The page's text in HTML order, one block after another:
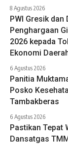
8 Agustus 2026
PWI Gresik dan
Penghargaan
2026 kepada
Ekonomi
6 Agustus 2026
Panitia
Posko
Tambakberas
6 Agustus 2026
Pastikan Tepat
Dansatgas